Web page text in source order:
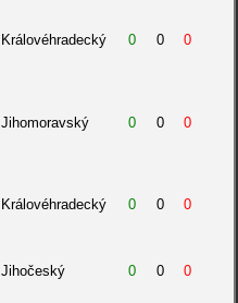
Královéhradecký 0 0 0
Jihomoravský 0 0 0
Královéhradecký 0 0 0
Jihočeský 0 0 0